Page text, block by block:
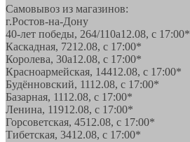
Самовывоз из магазинов:
г.Ростов-на-Дону
40-лет победы, 264/110а12.08, с 17:00*
Каскадная, 7212.08, с 17:00*
Королева, 30а12.08, с 17:00*
Красноармейская, 14412.08, с 17:00*
Будённовский, 1112.08, с 17:00*
Базарная, 1112.08, с 17:00*
Ленина, 11912.08, с 17:00*
Горсоветская, 4512.08, с 17:00*
Тибетская, 3412.08, с 17:00*